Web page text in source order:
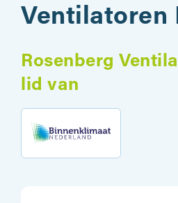
Ventilatoren
Rosenberg
lid van